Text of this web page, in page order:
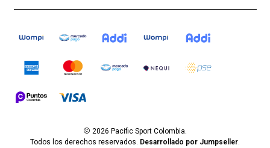
2026 Pacific Sport Colombia.
Todos los derechos reservados. Desarrollado por Jumpseller.